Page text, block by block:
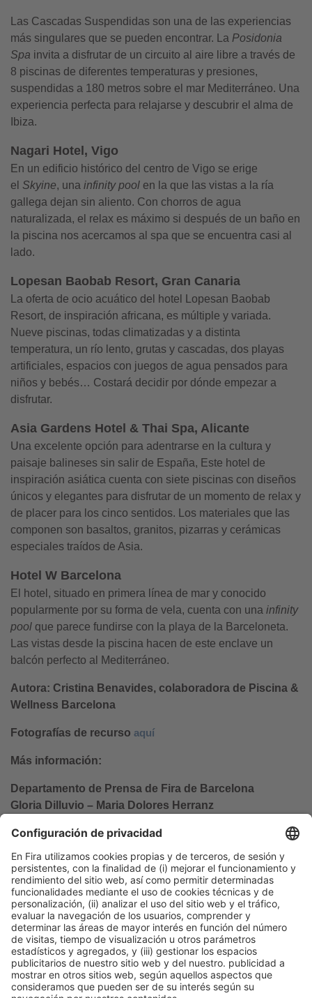
Las Cascadas Suspendidas son una de las experiencias
más singulares que se pueden encontrar. La Posidonia
Spa invita a disfrutar de un circuito al aire libre a través de
8 piscinas de diferentes temperaturas y presiones,
suspendidas a 180 metros sobre el mar Mediterráneo. Una
experiencia perfecta para relajarse y descubrir el alma de
Ibiza.
Nagari Hotel, Vigo
En un edificio histórico del centro de Vigo se erige
el Skyine, una infinity pool en la que las vistas a la ría
gallega dejan sin aliento. Con chorros de agua
naturalizada, el relax es máximo si después de un baño en
la piscina nos acercamos al spa que se encuentra casi al
lado.
Lopesan Baobab Resort, Gran Canaria
La oferta de ocio acuático del hotel Lopesan Baobab
Resort, de inspiración africana, es múltiple y variada.
Nueve piscinas, todas climatizadas y a distinta
temperatura, un río lento, grutas y cascadas, dos playas
artificiales, espacios con juegos de agua pensados para
niños y bebés… Costará decidir por dónde empezar a
disfrutar.
Asia Gardens Hotel & Thai Spa, Alicante
Una excelente opción para adentrarse en la cultura y
paisaje balineses sin salir de España, Este hotel de
inspiración asiática cuenta con siete piscinas con diseños
únicos y elegantes para disfrutar de un momento de relax y
de placer para los cinco sentidos. Los materiales que las
componen son basaltos, granitos, pizarras y cerámicas
especiales traídos de Asia.
Hotel W Barcelona
El hotel, situado en primera línea de mar y conocido
popularmente por su forma de vela, cuenta con una infinity
pool que parece fundirse con la playa de la Barceloneta.
Las vistas desde la piscina hacen de este enclave un
balcón perfecto al Mediterráneo.
Autora: Cristina Benavides, colaboradora de Piscina &
Wellness Barcelona
Fotografías de recurso aquí
Más información:
Departamento de Prensa de Fira de Barcelona
Gloria Dilluvio – Maria Dolores Herranz
gdilluvio@firabarcelona.com
mdherranz@firabarcelona.com